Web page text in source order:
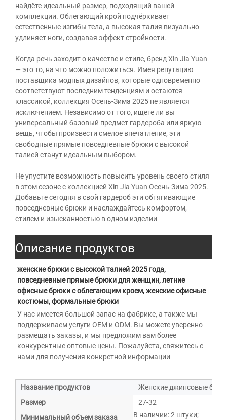
найдёте идеальный размер, подходящий вашей
комплекции. Облегающий крой подчёркивает
естественные изгибы тела, а высокая талия визуально
удлиняет ноги, создавая эффект стройности.
Когда речь заходит о качестве и стиле, бренд Xin Jia Yuan
— это то, на что можно положиться. Имея репутацию
поставщика модных дизайнов, которые одновременно
соответствуют последним тенденциям и остаются
классикой, коллекция Осень-Зима 2025 не является
исключением. Независимо от того, ищете ли вы
универсальный базовый предмет гардероба или яркую
вещь, чтобы произвести смелое впечатление, эти
свободные прямые повседневные брюки с высокой
талией станут идеальным выбором.
Не упустите возможность повысить уровень своего стиля
в этом сезоне с коллекцией Xin Jia Yuan Осень-Зима 2025.
Добавьте сегодня в свой гардероб эти обтягивающие
повседневные брюки и наслаждайтесь комфортом,
стилем и изысканностью в одном изделии
Описание продуктов
женские брюки с высокой талией 2025 года,
повседневные прямые брюки для женщин, летние
офисные брюки с облегающим кроем, женские офисные
костюмы, формальные брюки
У нас имеется большой запас на фабрике, а также мы
поддерживаем услуги OEM и ODM. Вы можете уверенно
размещать заказы, и мы предложим вам более
конкурентные оптовые цены. Пожалуйста, свяжитесь с
нами для получения конкретной информации
Название продуктов
Женские джинсовые
Размер
27-32
Минимальный объем заказа
В наличии: 2 штуки;